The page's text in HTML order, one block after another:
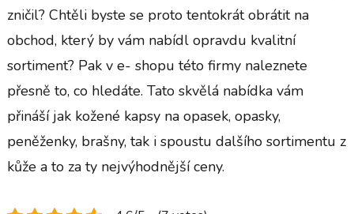
zničil? Chtěli byste se proto tentokrát obrátit na
obchod, který by vám nabídl opravdu kvalitní
sortiment? Pak v e- shopu této firmy naleznete
přesně to, co hledáte. Tato skvělá nabídka vám
přináší jak kožené kapsy na opasek, opasky,
peněženky, brašny, tak i spoustu dalšího sortimentu z
kůže a to za ty nejvýhodnější ceny.